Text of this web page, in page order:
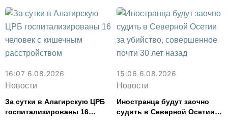
16:07 6.08.2026
Новости
За сутки в Алагирскую ЦРБ
госпитализированы 16
15:06 6.08.2026
Новости
Иностранца будут заочно
судить в Северной Осетии